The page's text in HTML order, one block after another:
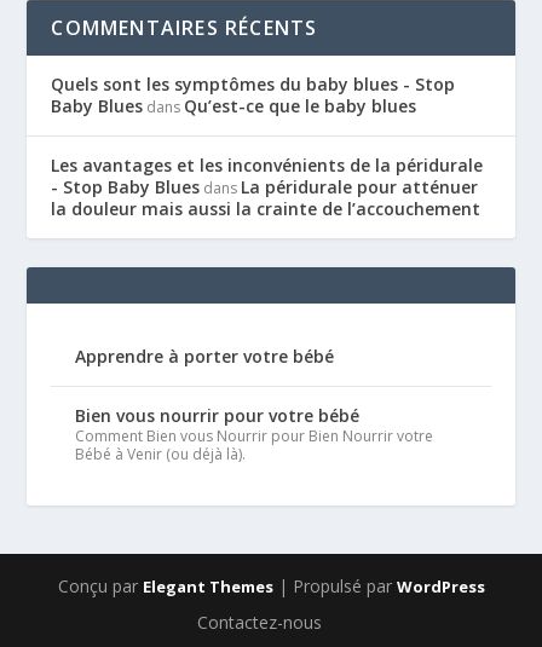
COMMENTAIRES RÉCENTS
Quels sont les symptômes du baby blues - Stop
Baby Blues dans Qu’est-ce que le baby blues
Les avantages et les inconvénients de la péridurale
- Stop Baby Blues dans La péridurale pour atténuer
la douleur mais aussi la crainte de l’accouchement
Apprendre à porter votre bébé
Bien vous nourrir pour votre bébé
Comment Bien vous Nourrir pour Bien Nourrir votre
Bébé à Venir (ou déjà là).
Conçu par Elegant Themes| Propulsé par WordPress
Contactez-nous